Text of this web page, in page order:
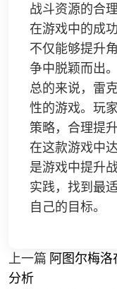
战斗资源的合
在游戏中的成
不仅能够提升
争中脱颖而出。
总的来说，雷
性的游戏。玩
策略，合理提
在这款游戏中
是游戏中提升
实践，找到最
自己的目标。
上一篇 阿图尔梅
分析